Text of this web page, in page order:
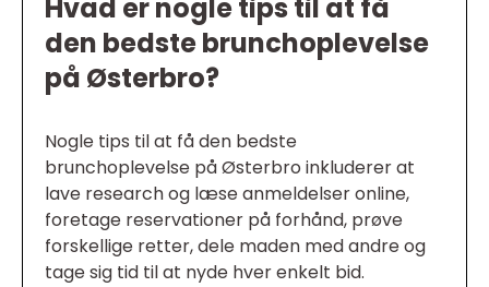
Hvad er nogle tips til at få
den bedste brunchoplevelse
på Østerbro?
Nogle tips til at få den bedste
brunchoplevelse på Østerbro inkluderer at
lave research og læse anmeldelser online,
foretage reservationer på forhånd, prøve
forskellige retter, dele maden med andre og
tage sig tid til at nyde hver enkelt bid.